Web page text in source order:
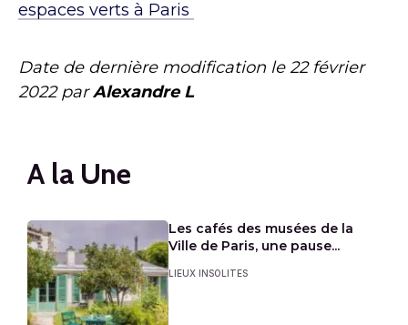
espaces verts à Paris
Date de dernière modification le22 février
2022parAlexandre L
A la Une
Les cafés des musées de la
Ville de Paris, une pause...
LIEUX INSOLITES